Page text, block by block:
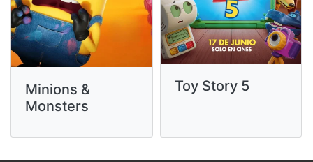
Minions &
Monsters
Toy Story 5